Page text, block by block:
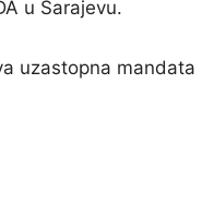
u Sarajevu.
uzastopna mandata